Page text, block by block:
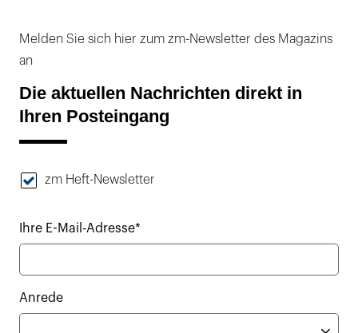
Melden Sie sich hier zum zm-Newsletter des Magazins
an
Die aktuellen Nachrichten direkt in
Ihren Posteingang
zm Heft-Newsletter
Ihre E-Mail-Adresse*
Anrede